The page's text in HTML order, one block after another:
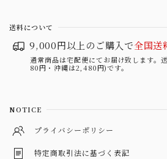
送料について
9,000円以上のご購入で全国送
通常商品は宅配便にてお届け致します。
80円・沖縄は2,480円)です。
NOTICE
プライバシーポリシー
特定商取引法に基づく表記